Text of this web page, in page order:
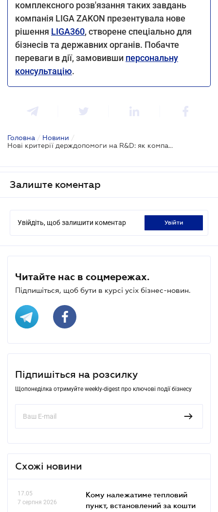
комплексного розв'язання таких завдань
компанія LIGA ZAKON презентувала нове
рішення LIGA360, створене спеціально для
бізнесів та державних органів. Побачте
переваги в дії, замовивши персональну
консультацію.
Головна / Новини /
Нові критерії держдопомоги на R&D: як компаніям отримати фінансування у 2026 році
Залиште коментар
Увійдіть, щоб залишити коментар увійти
Читайте нас в соцмережах.
Підпишіться, щоб бути в курсі усіх бізнес-новин.
Підпишіться на розсилку
Щопонеділка отримуйте weekly-digest про ключові події бізнесу
Схожі новини
17.05
7 серпня 2026
Кому належатиме тепловий
пункт, встановлений за кошти